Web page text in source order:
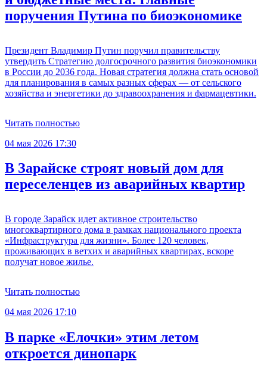
поручения Путина по биоэкономике
Президент Владимир Путин поручил правительству
утвердить Стратегию долгосрочного развития биоэкономики
в России до 2036 года. Новая стратегия должна стать основой
для планирования в самых разных сферах — от сельского
хозяйства и энергетики до здравоохранения и фармацевтики.
Читать полностью
04 мая 2026 17:30
В Зарайске строят новый дом для
переселенцев из аварийных квартир
В городе Зарайск идет активное строительство
многоквартирного дома в рамках национального проекта
«Инфраструктура для жизни». Более 120 человек,
проживающих в ветхих и аварийных квартирах, вскоре
получат новое жилье.
Читать полностью
04 мая 2026 17:10
В парке «Елочки» этим летом
откроется динопарк